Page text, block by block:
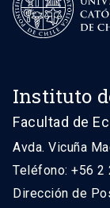
Instituto
Facultad de
Avda. Vicuña
Teléfono: +56 2
Dirección de